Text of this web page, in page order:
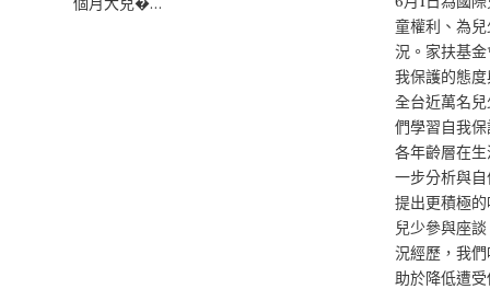
童權利、為
況。家扶基
我保護的態
全台近萬名
們學習自我
各年齡層在
一步分析與
提出更積極
兒少參與座
況經歷，我
助於降低遭